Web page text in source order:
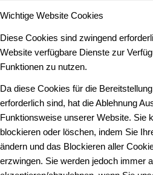
Wichtige Website Cookies
Diese Cookies sind zwingend
Website verfügbare Dienste zur
Funktionen zu nutzen.
Da diese Cookies für die
erforderlich sind, hat die Ablehnung
Funktionsweise unserer Website. Sie
blockieren oder löschen, indem Sie
ändern und das Blockieren aller
erzwingen. Sie werden jedoch immer